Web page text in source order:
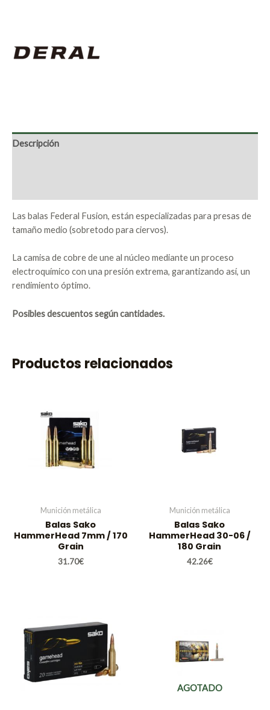
Descripción
Las balas Federal Fusion, están especializadas para presas de
tamaño medio (sobretodo para ciervos).
La camisa de cobre de une al núcleo mediante un proceso
electroquímico con una presión extrema, garantizando así, un
rendimiento óptimo.
Posibles descuentos según cantidades.
Productos relacionados
Munición metálica
Balas Sako
HammerHead 7mm / 170
Grain
31.70€
Munición metálica
Balas Sako
HammerHead 30-06 /
180 Grain
42.26€
AGOTADO